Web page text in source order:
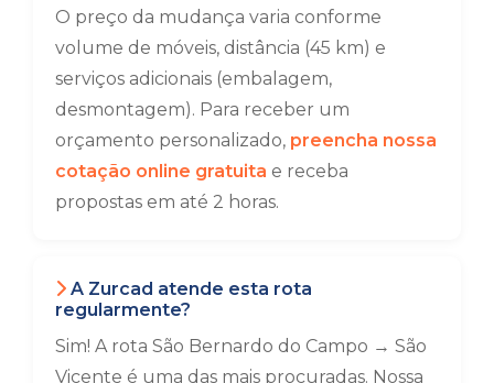
O preço da mudança varia conforme
volume de móveis, distância (45 km) e
serviços adicionais (embalagem,
desmontagem). Para receber um
orçamento personalizado, preencha nossa
cotação online gratuita e receba
propostas em até 2 horas.
A Zurcad atende esta rota
regularmente?
Sim! A rota São Bernardo do Campo → São
Vicente é uma das mais procuradas. Nossa